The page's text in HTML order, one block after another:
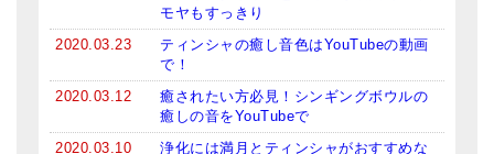
モヤもすっきり
2020.03.23
ティンシャの癒し音色はYouTubeの動画
で！
2020.03.12
癒されたい方必見！シンギングボウルの
癒しの音をYouTubeで
2020.03.10
浄化には満月とティンシャがおすすめな